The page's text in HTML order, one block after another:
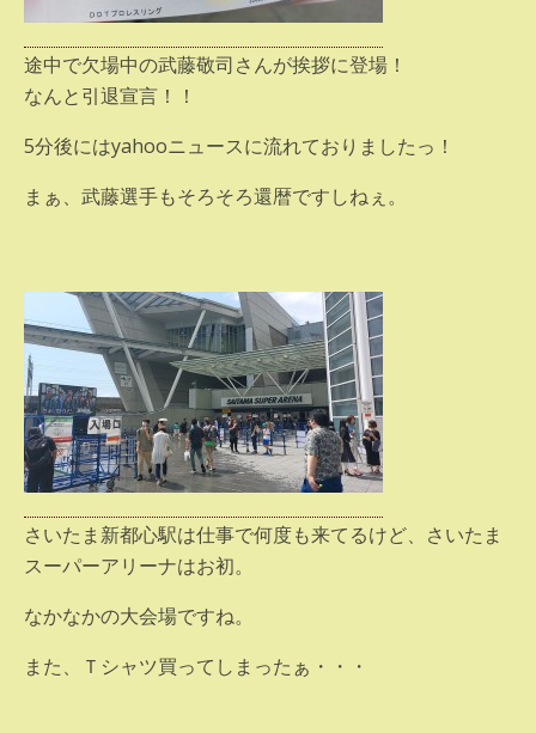
途中で欠場中の武藤敬司さんが挨拶に登場！
なんと引退宣言！！
5分後にはyahooニュースに流れておりましたっ！
まぁ、武藤選手もそろそろ還暦ですしねぇ。
さいたま新都心駅は仕事で何度も来てるけど、さいたま
スーパーアリーナはお初。
なかなかの大会場ですね。
また、Ｔシャツ買ってしまったぁ・・・